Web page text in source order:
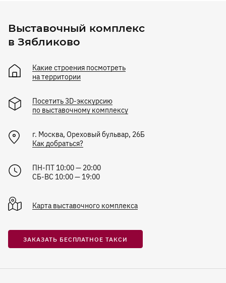
Выставочный комплекс
в Зябликово
Какие строения посмотреть
на территории
Посетить 3D-экскурсию
по выставочному комплексу
г. Москва, Ореховый бульвар, 26Б
Как добраться?
ПН-ПТ 10:00 — 20:00
СБ-ВС 10:00 — 19:00
Карта выставочного комплекса
ЗАКАЗАТЬ БЕСПЛАТНОЕ ТАКСИ